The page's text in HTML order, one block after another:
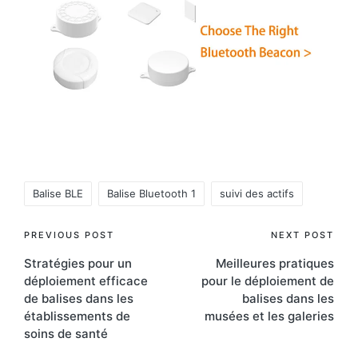
Balise BLE Balise Bluetooth 1 suivi des actifs
Post
navigation
PREVIOUS POST
Stratégies pour un
déploiement efficace
de balises dans les
établissements de
soins de santé
NEXT POST
Meilleures pratiques
pour le déploiement de
balises dans les
musées et les galeries